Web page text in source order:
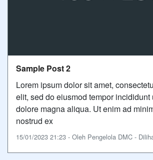
Sample Post 2
Lorem ipsum dolor sit amet,
elit, sed do eiusmod tempor incididunt
dolore magna aliqua. Ut enim ad
nostrud ex
15/01/2023 21:23 - Oleh Pengelola DMC -